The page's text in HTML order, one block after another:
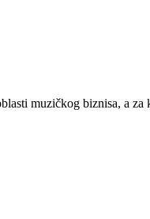
muzičkog biznisa, a za